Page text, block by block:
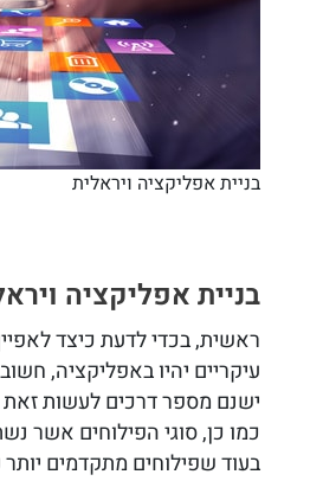
בניית אפליקציה ויראלית
בניית אפליקציה
ראשית, בכדי לדעת כיצד
עיקריים יהיו באפליקציה,
ישנם מספר דרכים לעשות
כמו כן, סוגי הפילוחים אשר
בעוד שפילוחים מתקדמים יותר